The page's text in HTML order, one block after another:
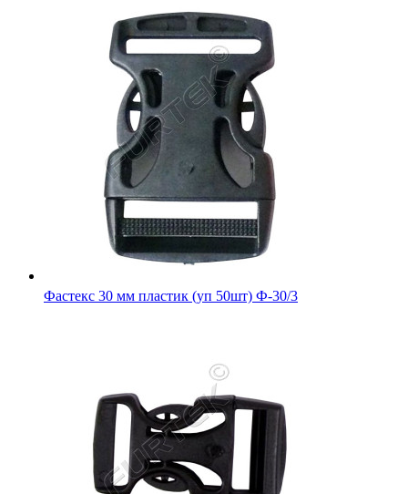
Фастекс 30 мм пластик (уп 50шт) Ф-30/3